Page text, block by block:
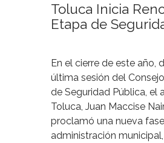
Toluca Inicia
Etapa de
En el cierre de este año,
última sesión del
de Seguridad Pública, el
Toluca, Juan Maccise
proclamó una nueva
administración